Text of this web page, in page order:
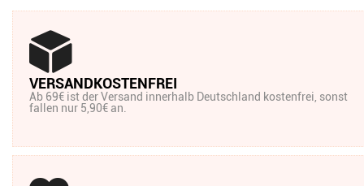
VERSANDKOSTENFREI
Ab 69€ ist der Versand innerhalb Deutschland kostenfrei, sonst
fallen nur 5,90€ an.